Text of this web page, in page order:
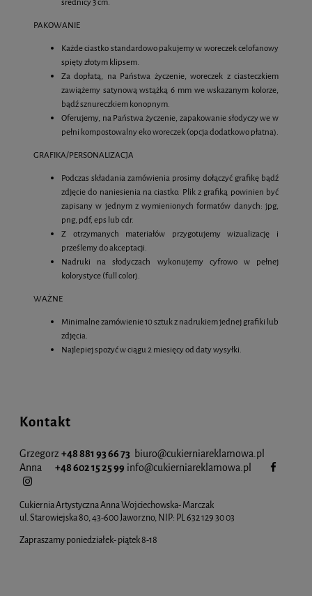
średnicy 3 cm.
PAKOWANIE
Każde ciastko standardowo pakujemy w woreczek celofanowy
spięty złotym klipsem.
Za dopłatą, na Państwa życzenie, woreczek z ciasteczkiem
zawiążemy satynową wstążką 6 mm we wskazanym kolorze,
bądź sznureczkiem konopnym.
Oferujemy, na Państwa życzenie, zapakowanie słodyczy we w
pełni kompostowalny eko woreczek (opcja dodatkowo płatna).
GRAFIKA/PERSONALIZACJA
Podczas składania zamówienia prosimy dołączyć grafikę bądź
zdjęcie do naniesienia na ciastko. Plik z grafiką powinien być
zapisany w jednym z wymienionych formatów danych: jpg,
png, pdf, eps lub cdr.
Z otrzymanych materiałów przygotujemy wizualizację i
prześlemy do akceptacji.
Nadruki na słodyczach wykonujemy cyfrowo w pełnej
kolorystyce (full color).
WAŻNE
Minimalne zamówienie 10 sztuk z nadrukiem jednej grafiki lub
zdjęcia.
Najlepiej spożyć w ciągu 2 miesięcy od daty wysyłki.
Kontakt
Grzegorz +48 881 93 66 73 biuro@cukierniareklamowa.pl
Anna
+48 602 15 25 99 info@cukierniareklamowa.pl
Cukiernia Artystyczna Anna Wojciechowska- Marczak
ul. Starowiejska 80, 43-600 Jaworzno, NIP: PL 632 129 30 03
Zapraszamy poniedziałek- piątek 8-18